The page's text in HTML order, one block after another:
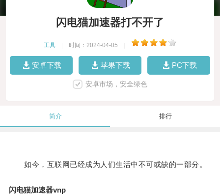
闪电猫加速器打不开了
工具 时间：2024-04-05
安卓下载 苹果下载 PC下载
安卓市场，安全绿色
简介 排行
如今，互联网已经成为人们生活中不可或缺的一部分。
闪电猫加速器vnp